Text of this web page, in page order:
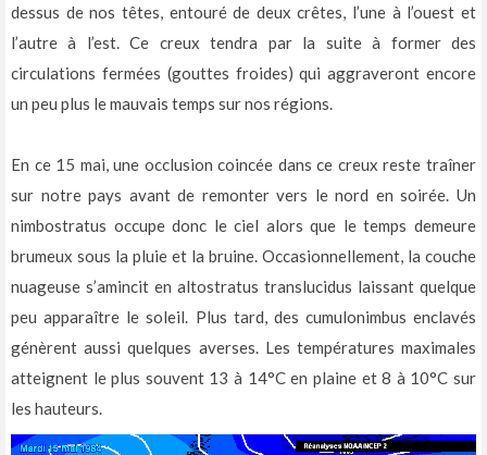
dessus de nos têtes, entouré de deux crêtes, l’une à l’ouest et
l’autre à l’est. Ce creux tendra par la suite à former des
circulations fermées (gouttes froides) qui aggraveront encore
un peu plus le mauvais temps sur nos régions.
En ce 15 mai, une occlusion coincée dans ce creux reste traîner
sur notre pays avant de remonter vers le nord en soirée. Un
nimbostratus occupe donc le ciel alors que le temps demeure
brumeux sous la pluie et la bruine. Occasionnellement, la couche
nuageuse s’amincit en altostratus translucidus laissant quelque
peu apparaître le soleil. Plus tard, des cumulonimbus enclavés
génèrent aussi quelques averses. Les températures maximales
atteignent le plus souvent 13 à 14°C en plaine et 8 à 10°C sur
les hauteurs.